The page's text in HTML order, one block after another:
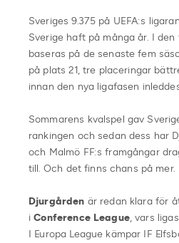
Sveriges 9.375 på UEFA:s
Sverige haft på många år. I
baseras på de senaste fem
på plats 21, tre placeringar
innan den nya ligafasen
Sommarens kvalspel gav
rankingen och sedan dess har
och Malmö FF:s framgångar
till. Och det finns chans på mer.
Djurgården är redan klara för
iConference League, vars
I Europa League kämpar IF